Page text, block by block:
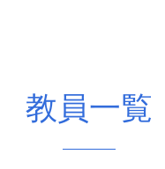
教員一覧